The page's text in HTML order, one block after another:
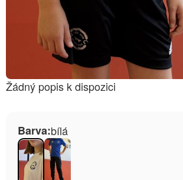
Žádný popis k dispozici
Barva:bílá